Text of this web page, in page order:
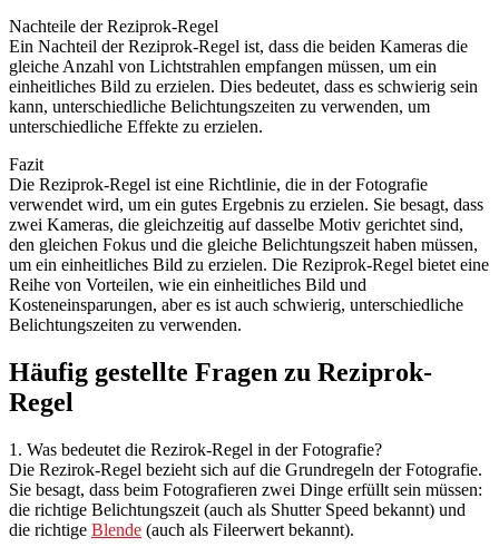
Nachteile der Reziprok-Regel
Ein Nachteil der Reziprok-Regel ist, dass die beiden Kameras die
gleiche Anzahl von Lichtstrahlen empfangen müssen, um ein
einheitliches Bild zu erzielen. Dies bedeutet, dass es schwierig sein
kann, unterschiedliche Belichtungszeiten zu verwenden, um
unterschiedliche Effekte zu erzielen.
Fazit
Die Reziprok-Regel ist eine Richtlinie, die in der Fotografie
verwendet wird, um ein gutes Ergebnis zu erzielen. Sie besagt, dass
zwei Kameras, die gleichzeitig auf dasselbe Motiv gerichtet sind,
den gleichen Fokus und die gleiche Belichtungszeit haben müssen,
um ein einheitliches Bild zu erzielen. Die Reziprok-Regel bietet eine
Reihe von Vorteilen, wie ein einheitliches Bild und
Kosteneinsparungen, aber es ist auch schwierig, unterschiedliche
Belichtungszeiten zu verwenden.
Häufig gestellte Fragen zu Reziprok-
Regel
1. Was bedeutet die Rezirok-Regel in der Fotografie?
Die Rezirok-Regel bezieht sich auf die Grundregeln der Fotografie.
Sie besagt, dass beim Fotografieren zwei Dinge erfüllt sein müssen:
die richtige Belichtungszeit (auch als Shutter Speed bekannt) und
die richtige Blende (auch als Fileerwert bekannt).